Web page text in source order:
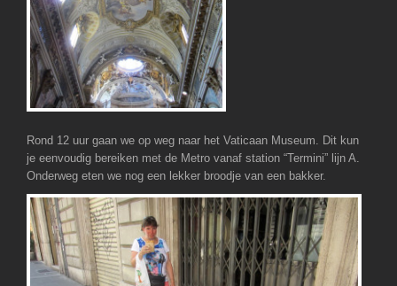
Rond 12 uur gaan we op weg naar het Vaticaan Museum. Dit kun
je eenvoudig bereiken met de Metro vanaf station “Termini” lijn A.
Onderweg eten we nog een lekker broodje van een bakker.